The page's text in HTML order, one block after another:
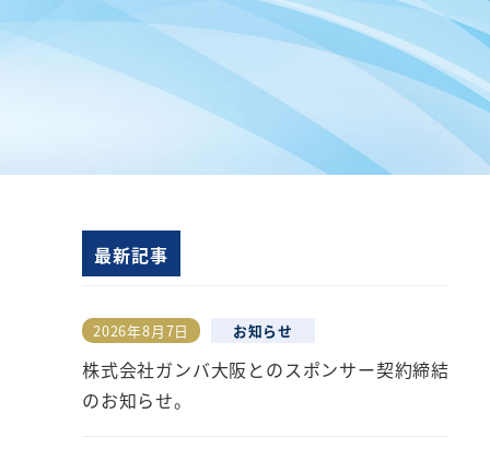
最新記事
株式会社ガンバ大阪とのスポンサー契約締結
のお知らせ。
投稿日
2026年8月7日 お知らせ